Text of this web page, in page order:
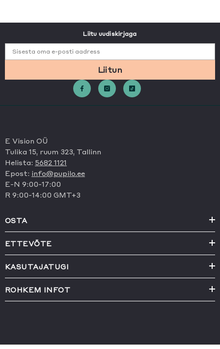
Liitu uudiskirjaga
Sisesta oma e-posti aadress
Liitun
E Vision OÜ
Tulika 15, ruum 323, Tallinn
Helista: 5682 1121
Epost: info@pupilo.ee
E-N 9:00-17:00
R 9:00-14:00 GMT+3
OSTA
ETTEVÕTE
KASUTAJATUGI
ROHKEM INFOT